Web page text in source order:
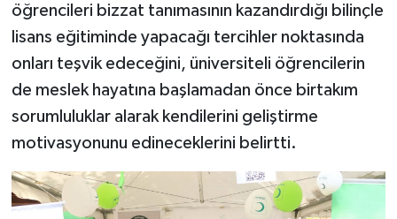
öğrencileri bizzat tanımasının kazandırdığı bilinçle
lisans eğitiminde yapacağı tercihler noktasında
onları teşvik edeceğini, üniversiteli öğrencilerin
de meslek hayatına başlamadan önce birtakım
sorumluluklar alarak kendilerini geliştirme
motivasyonunu edineceklerini belirtti.